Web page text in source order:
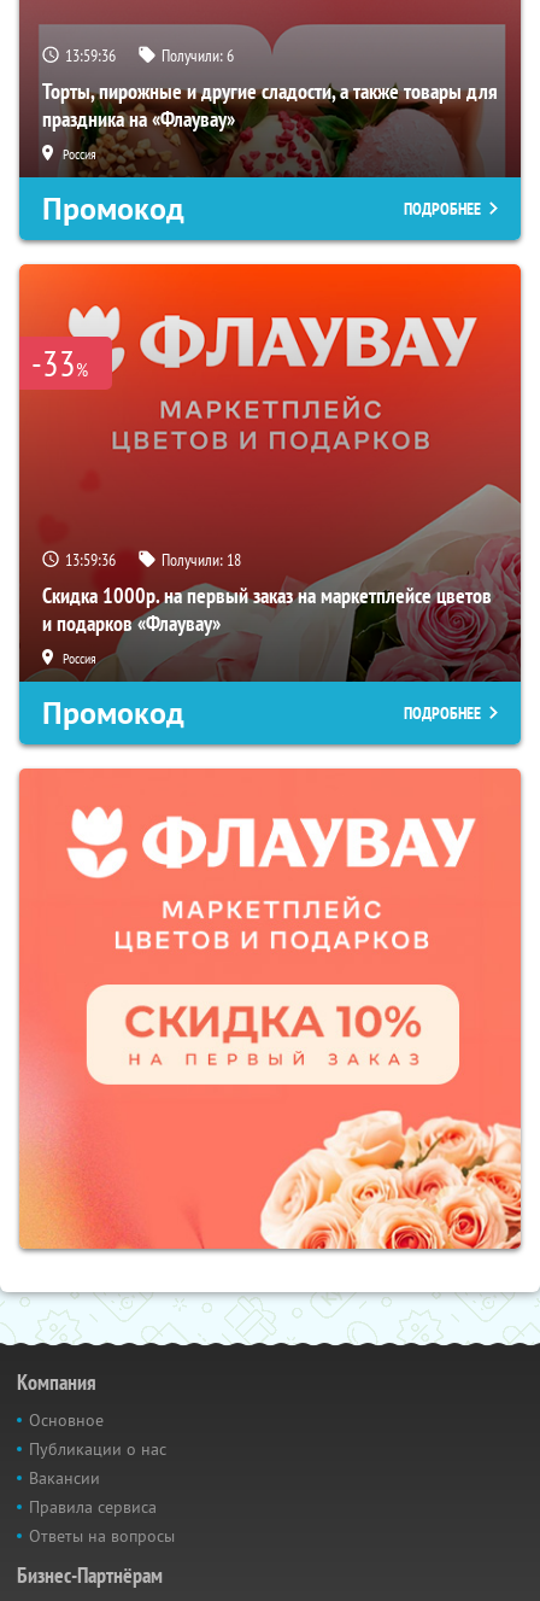
13:59:35 Получили:6
Торты, пирожные и другие сладости, а также товары для
праздника на «Флаувау»
Россия
Промокод ПОДРОБНЕЕ
-33%
13:59:35 Получили: 18
Скидка 1000р. на первый заказ на маркетплейсе цветов
и подарков «Флаувау»
Россия
Промокод ПОДРОБНЕЕ
Компания
Основное
Публикации о нас
Вакансии
Правила сервиса
Ответы на вопросы
Бизнес-Партнёрам